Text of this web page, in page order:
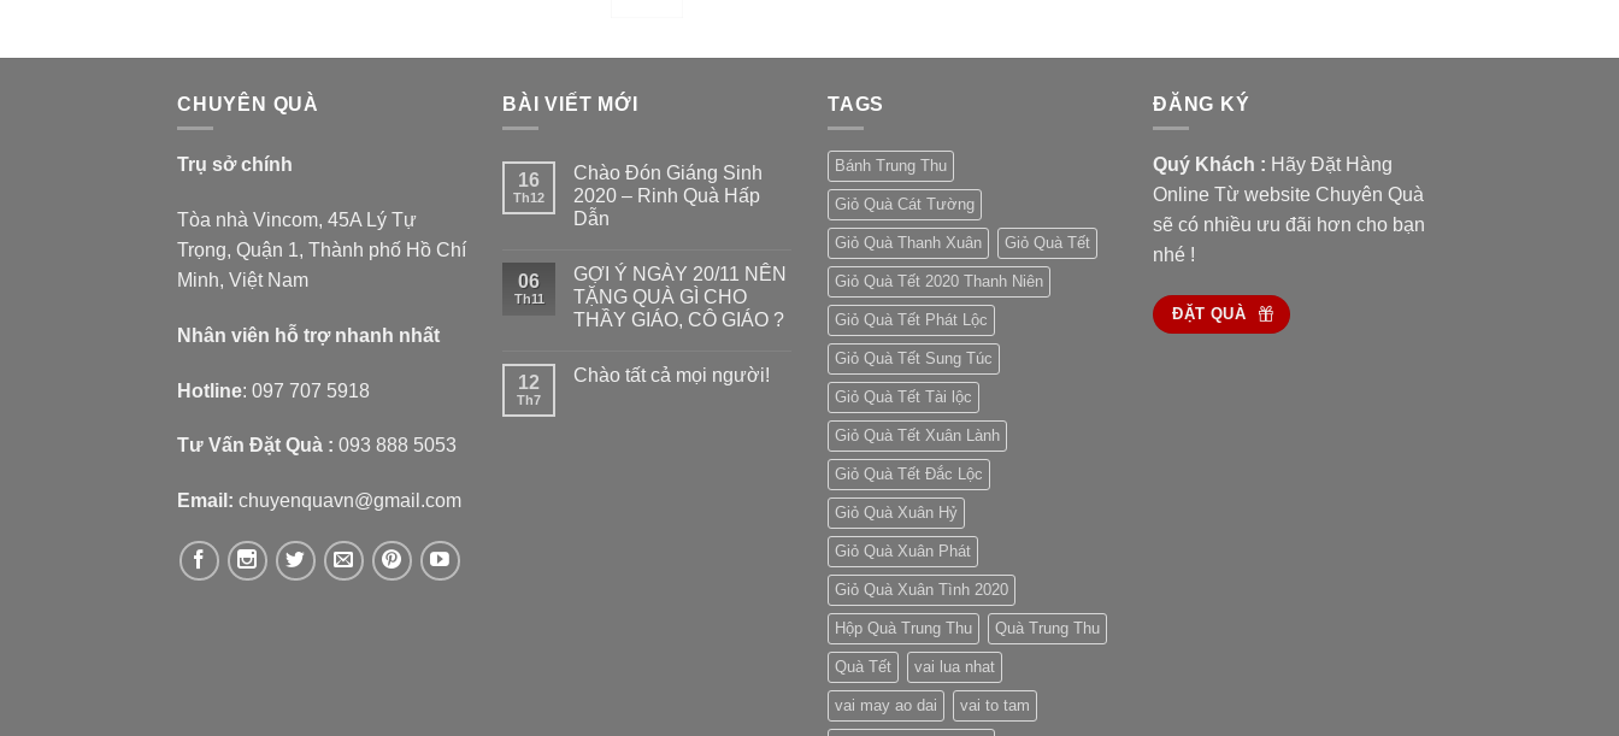
CHUYÊN QUÀ
Trụ sở chính
Tòa nhà Vincom, 45A Lý Tự
Trọng, Quận 1, Thành phố Hồ Chí
Minh, Việt Nam
Nhân viên hỗ trợ nhanh nhất
Hotline: 097 707 5918
Tư Vấn Đặt Quà : 093 888 5053
Email: chuyenquavn@gmail.com
BÀI VIẾT MỚI
16
Th12
Chào Đón Giáng Sinh
2020 – Rinh Quà Hấp
Dẫn
06
Th11
GỢI Ý NGÀY 20/11 NÊN
TẶNG QUÀ GÌ CHO
THẦY GIÁO, CÔ GIÁO ?
12
Th7
Chào tất cả mọi người!
TAGS
Bánh Trung Thu
Giỏ Quà Cát Tường
Giỏ Quà Thanh Xuân Giỏ Quà Tết
Giỏ Quà Tết 2020 Thanh Niên
Giỏ Quà Tết Phát Lộc
Giỏ Quà Tết Sung Túc
Giỏ Quà Tết Tài lộc
Giỏ Quà Tết Xuân Lành
Giỏ Quà Tết Đắc Lộc
Giỏ Quà Xuân Hỷ
Giỏ Quà Xuân Phát
Giỏ Quà Xuân Tình 2020
Hộp Quà Trung Thu Quà Trung Thu
Quà Tết vai lua nhat
vai may ao dai vai to tam
ĐĂNG KÝ
Quý Khách : Hãy Đặt Hàng
Online Từ website Chuyên Quà
sẽ có nhiều ưu đãi hơn cho bạn
nhé !
ĐẶT QUÀ